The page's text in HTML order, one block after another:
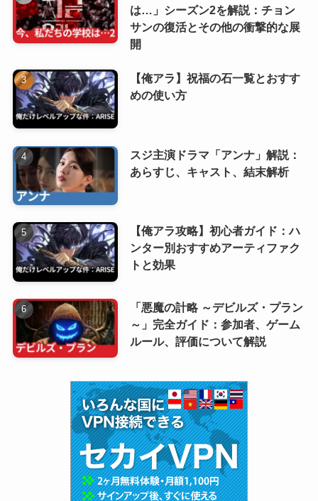
は…」シーズン2を解説：チョン
サンの復活とその他の衝撃的な展
開
【俺アラ】祝福の石一覧とおすす
めの使い方
スジ主演ドラマ「アンナ」解説：
あらすじ、キャスト、結末解析
【俺アラ攻略】初心者ガイド：ハ
ンター別おすすめアーティファク
トと効果
「悪魔の計略 ～デビルズ・プラン
～」完全ガイド：参加者、ゲーム
ルール、評価について解説